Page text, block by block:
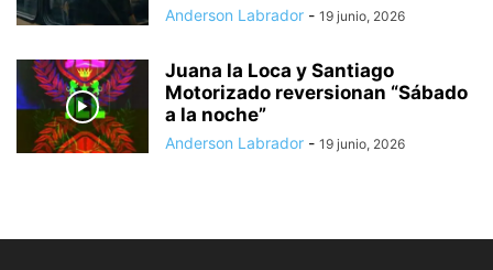
Anderson Labrador - 19 junio, 2026
Juana la Loca y Santiago
Motorizado reversionan “Sábado
a la noche”
Anderson Labrador - 19 junio, 2026